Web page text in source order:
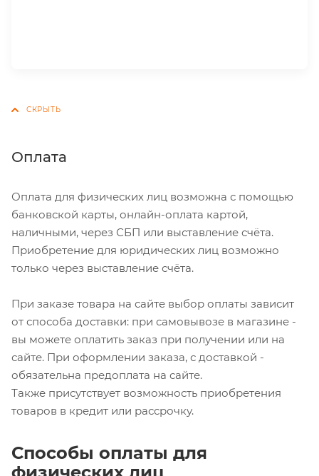
Оплата
Оплата для физических лиц возможна с помощью
банковской карты, онлайн-оплата картой,
наличными, через СБП или выставление счёта.
Приобретение для юридических лиц возможно
только через выставление счёта.
При заказе товара на сайте выбор оплаты зависит
от способа доставки: при самовывозе в магазине -
вы можете оплатить заказ при получении или на
сайте. При оформлении заказа, с доставкой -
обязательна предоплата на сайте.
Также присутствует возможность приобретения
товаров в кредит или рассрочку.
Способы оплаты для